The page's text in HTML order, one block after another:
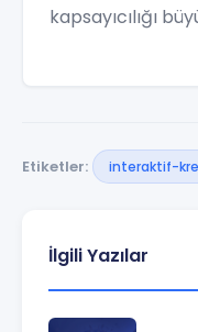
kapsayıcılığı
Etiketler: interaktif-
İlgili Yazılar